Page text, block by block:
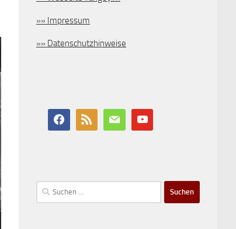
»» Impressum
»» Datenschutzhinweise
Suchen
nach: